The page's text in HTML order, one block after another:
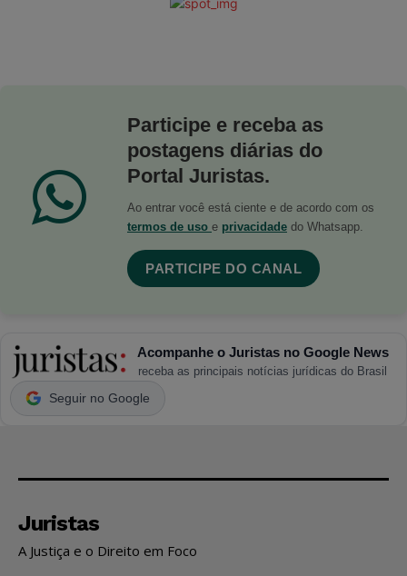
Participe e receba as
postagens diárias do
Portal Juristas.
Ao entrar você está ciente e de acordo com os
termos de uso e privacidade do Whatsapp.
PARTICIPE DO CANAL
Acompanhe o Juristas no Google News
receba as principais notícias jurídicas do Brasil
Seguir no Google
Juristas
A Justiça e o Direito em Foco